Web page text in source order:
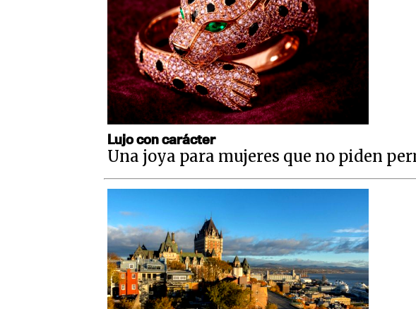
Lujo con carácter
Una joya para mujeres que no piden